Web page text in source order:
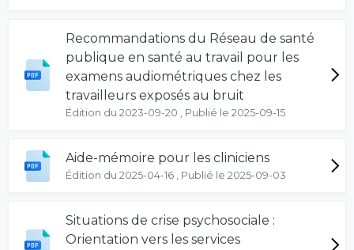
Recommandations du Réseau de santé
publique en santé au travail pour les
examens audiométriques chez les
travailleurs exposés au bruit
Édition du 2023-09-20 , Publié le 2025-09-15
Aide-mémoire pour les cliniciens
Édition du 2025-04-16 , Publié le 2025-09-03
Situations de crise psychosociale :
Orientation vers les services